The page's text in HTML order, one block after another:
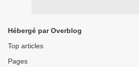
Hébergé par Overblog
Top articles
Pages